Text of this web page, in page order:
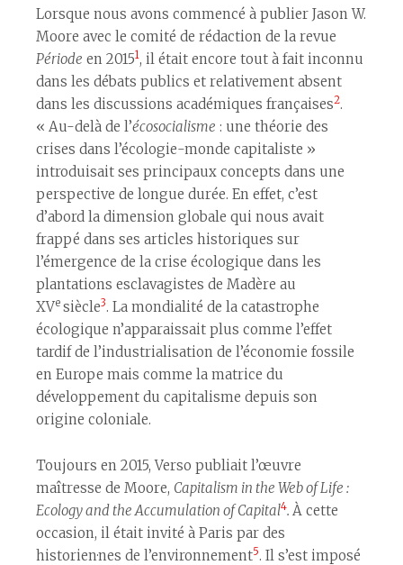
Lorsque nous avons commencé à publier Jason W.
Moore avec le comité de rédaction de la revue
Période en 20151, il était encore tout à fait inconnu
dans les débats publics et relativement absent
dans les discussions académiques françaises2.
« Au-delà de l’écosocialisme : une théorie des
crises dans l’écologie-monde capitaliste »
introduisait ses principaux concepts dans une
perspective de longue durée. En effet, c’est
d’abord la dimension globale qui nous avait
frappé dans ses articles historiques sur
l’émergence de la crise écologique dans les
plantations esclavagistes de Madère au
XVesiècle3. La mondialité de la catastrophe
écologique n’apparaissait plus comme l’effet
tardif de l’industrialisation de l’économie fossile
en Europe mais comme la matrice du
développement du capitalisme depuis son
origine coloniale.
Toujours en 2015, Verso publiait l’œuvre
maîtresse de Moore, Capitalism in the Web of Life :
Ecology and the Accumulation of Capital4. À cette
occasion, il était invité à Paris par des
historien·nes de l’environnement5. Il s’est imposé